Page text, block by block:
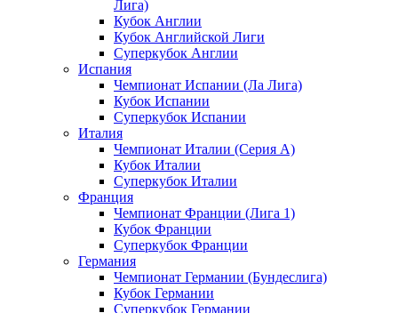
Лига)
Кубок Англии
Кубок Английской Лиги
Суперкубок Англии
Испания
Чемпионат Испании (Ла Лига)
Кубок Испании
Суперкубок Испании
Италия
Чемпионат Италии (Серия А)
Кубок Италии
Суперкубок Италии
Франция
Чемпионат Франции (Лига 1)
Кубок Франции
Суперкубок Франции
Германия
Чемпионат Германии (Бундеслига)
Кубок Германии
Суперкубок Германии